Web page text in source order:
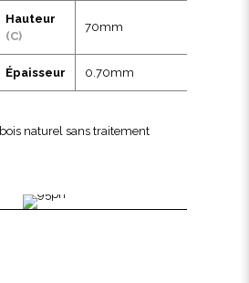
Hauteur
(C)
70mm
Épaisseur 0.70mm
naturel sans traitement